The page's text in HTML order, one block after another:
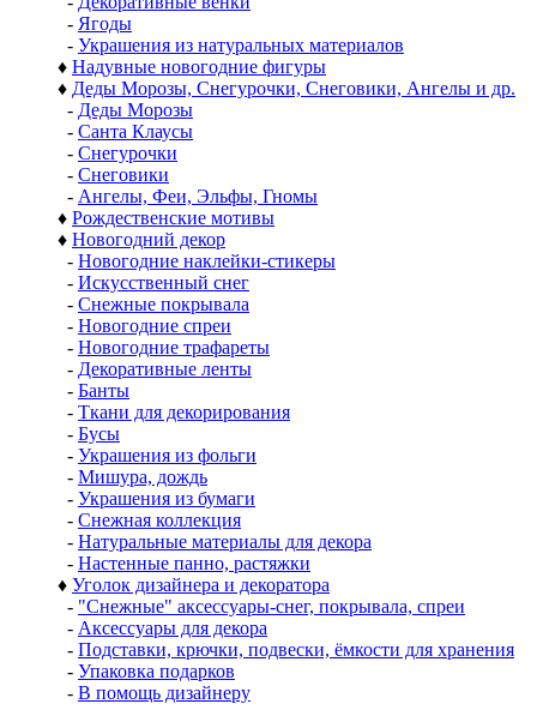
- Ягоды
- Украшения из натуральных материалов
♦ Надувные новогодние фигуры
♦ Деды Морозы, Снегурочки, Снеговики, Ангелы и др.
- Деды Морозы
- Санта Клаусы
- Снегурочки
- Снеговики
- Ангелы, Феи, Эльфы, Гномы
♦ Рождественские мотивы
♦ Новогодний декор
- Новогодние наклейки-стикеры
- Искусственный снег
- Снежные покрывала
- Новогодние спреи
- Новогодние трафареты
- Декоративные ленты
- Банты
- Ткани для декорирования
- Бусы
- Украшения из фольги
- Мишура, дождь
- Украшения из бумаги
- Снежная коллекция
- Натуральные материалы для декора
- Настенные панно, растяжки
♦ Уголок дизайнера и декоратора
- "Снежные" аксессуары-снег, покрывала, спреи
- Аксессуары для декора
- Подставки, крючки, подвески, ёмкости для хранения
- Упаковка подарков
- В помощь дизайнеру